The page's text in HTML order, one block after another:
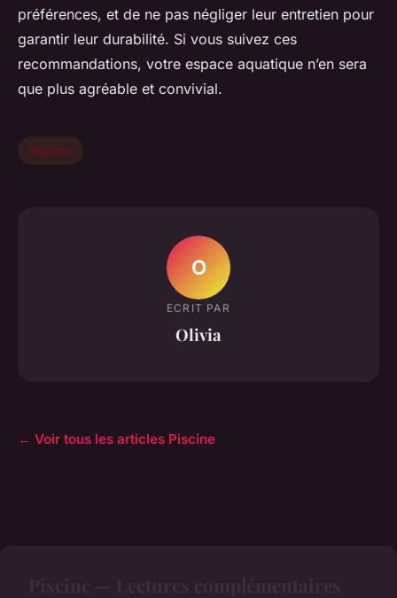
préférences, et de ne pas négliger leur entretien pour
garantir leur durabilité. Si vous suivez ces
recommandations, votre espace aquatique n’en sera
que plus agréable et convivial.
Piscine
O
ECRIT PAR
Olivia
← Voir tous les articles Piscine